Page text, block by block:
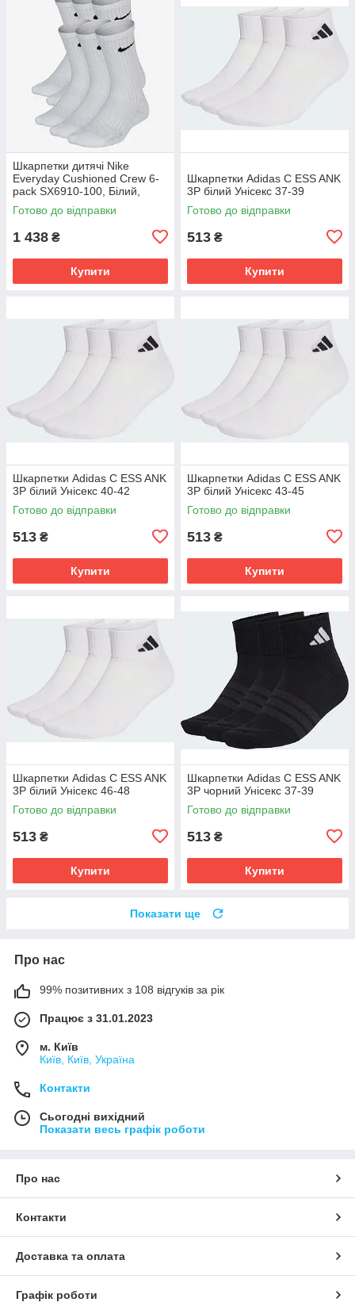
Шкарпетки дитячі Nike
Everyday Cushioned Crew 6-
pack SX6910-100, Білий,
Розмір (EU) - 34-38
Готово до відправки
1 438 ₴
Купити
Шкарпетки Adidas C ESS ANK
3P білий Унісекс 37-39
Готово до відправки
513 ₴
Купити
Шкарпетки Adidas C ESS ANK
3P білий Унісекс 40-42
Готово до відправки
513 ₴
Купити
Шкарпетки Adidas C ESS ANK
3P білий Унісекс 43-45
Готово до відправки
513 ₴
Купити
Шкарпетки Adidas C ESS ANK
3P білий Унісекс 46-48
Готово до відправки
513 ₴
Купити
Шкарпетки Adidas C ESS ANK
3P чорний Унісекс 37-39
Готово до відправки
513 ₴
Купити
Показати ще
Про нас
99% позитивних з 108 відгуків за рік
Працює з 31.01.2023
м. Київ
Київ, Київ, Україна
Контакти
Сьогодні вихідний
Показати весь графік роботи
Про нас
Контакти
Доставка та оплата
Графік роботи